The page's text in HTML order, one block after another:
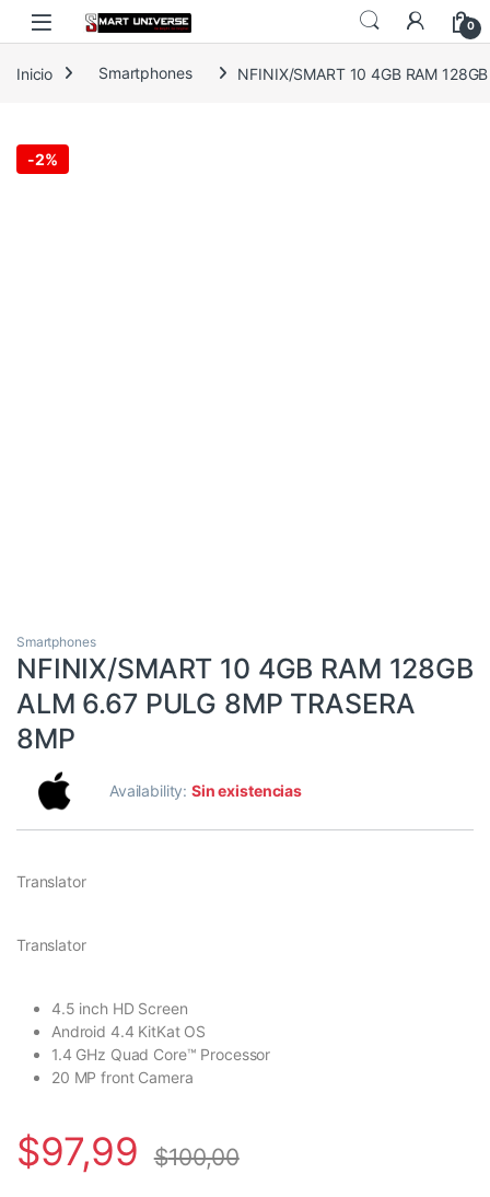
Skip to navigation
Skip to content
0
Inicio Smartphones NFINIX/SMART 10 4GB RAM
-2%
Smartphones
NFINIX/SMART 10 4GB RAM 128GB
ALM 6.67 PULG 8MP TRASERA
8MP
Availability:Sin existencias
Translator
Translator
4.5 inch HD Screen
Android 4.4 KitKat OS
1.4 GHz Quad Core™ Processor
20 MP front Camera
$97,99 $100,00